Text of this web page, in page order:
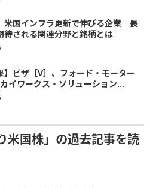
米国インフラ更新で伸びる企業―長
待される関連分野と銘柄とは
】ビザ［V］、フォード・モーター
カイワークス・ソリューション...
米国株」の過去記事を読